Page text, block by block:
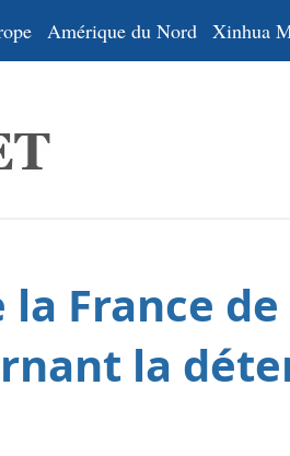
Amérique du Nord Xinhua
la France
la